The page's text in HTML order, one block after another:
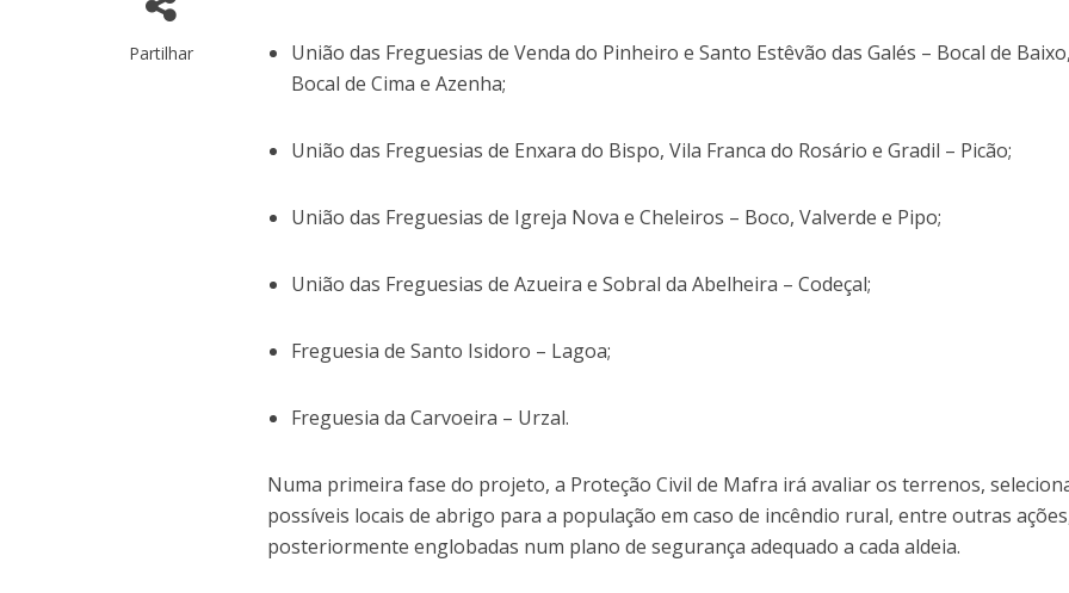
Partilhar
União das Freguesias de Venda do Pinheiro e Santo Estêvão das Galés – Bocal de Baixo,
Bocal de Cima e Azenha;
União das Freguesias de Enxara do Bispo, Vila Franca do Rosário e Gradil – Picão;
União das Freguesias de Igreja Nova e Cheleiros – Boco, Valverde e Pipo;
União das Freguesias de Azueira e Sobral da Abelheira – Codeçal;
Freguesia de Santo Isidoro – Lagoa;
Freguesia da Carvoeira – Urzal.
Numa primeira fase do projeto, a Proteção Civil de Mafra irá avaliar os terrenos,
possíveis locais de abrigo para a população em caso de incêndio rural, entre outras
posteriormente englobadas num plano de segurança adequado a cada aldeia.